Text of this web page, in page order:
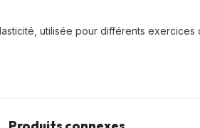
utilisée pour différents exercices